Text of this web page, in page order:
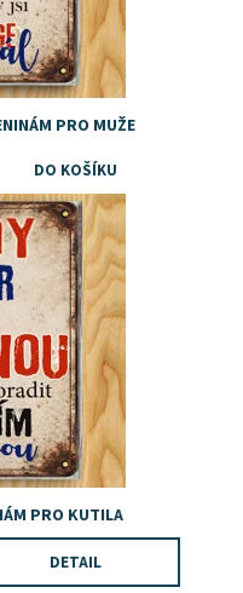
PRO MUŽE
PRO KUTILA
DETAIL